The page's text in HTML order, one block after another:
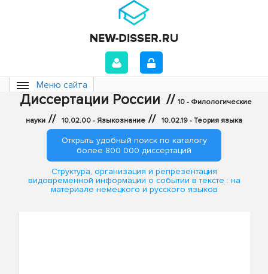
Меню сайта
Диссертации России // 10 - Филологические
науки // 10.02.00 - Языкознание // 10.02.19 - Теория языка
Открыть удобный поиск по каталогу
более 800 000 диссертаций
Структура, организация и репрезентация
видовременной информации о событии в тексте : на
материале немецкого и русского языков